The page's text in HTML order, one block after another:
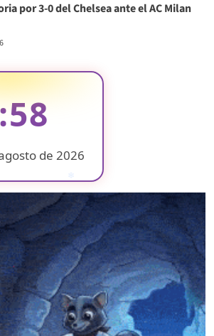
por 3-0 del Chelsea ante el AC Milan
de 2026
❄
❄
❄ ❄
❄
❄
❄